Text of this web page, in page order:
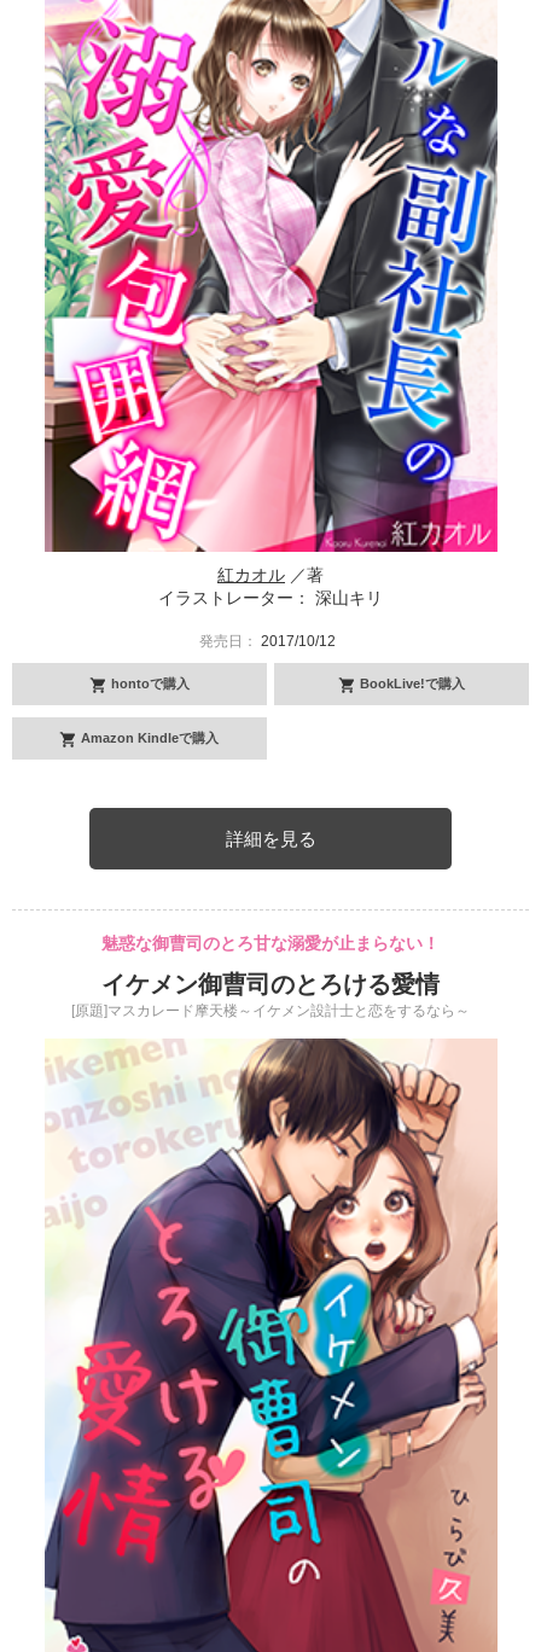
紅カオル ／著
イラストレーター： 深山キリ
発売日： 2017/10/12
hontoで購入 BookLive!で購入
Amazon Kindleで購入
詳細を見る
魅惑な御曹司のとろ甘な溺愛が止まらない！
イケメン御曹司のとろける愛情
[原題]マスカレード摩天楼～イケメン設計士と恋をするなら～